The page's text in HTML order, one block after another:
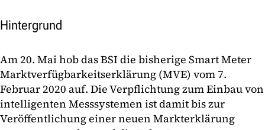
Hintergrund
Am 20. Mai hob das BSI die bisherige Smart Meter
Marktverfügbarkeitserklärung (MVE) vom 7.
Februar 2020 auf. Die Verpflichtung zum Einbau von
intelligenten Messsystemen ist damit bis zur
Veröffentlichung einer neuen Markterklärung